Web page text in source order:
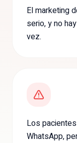
El marketing
serio, y no
vez.
Los
WhatsApp,